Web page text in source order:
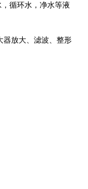
循环水，净水等液
器放大、滤波、整形